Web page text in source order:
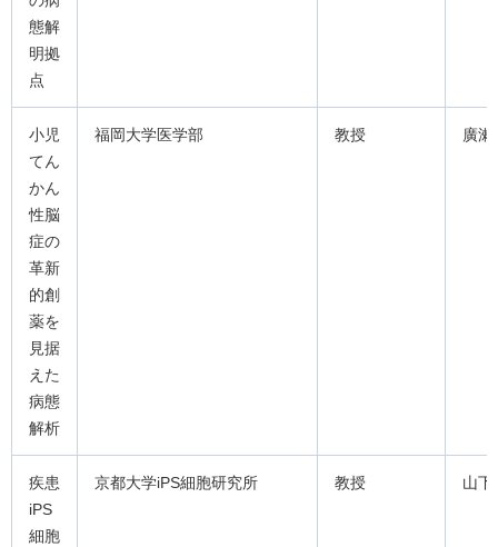
態解
明拠
点
小児
てん
かん
性脳
症の
革新
的創
薬を
見据
えた
病態
解析
福岡大学医学部 教授 廣
疾患
iPS
細胞
京都大学iPS細胞研究所 教授 山